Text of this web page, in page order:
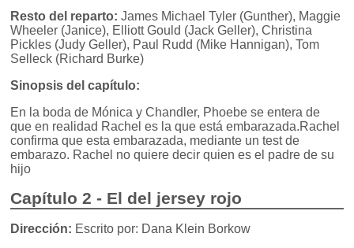
Resto del reparto: James Michael Tyler (Gunther), Maggie
Wheeler (Janice), Elliott Gould (Jack Geller), Christina
Pickles (Judy Geller), Paul Rudd (Mike Hannigan), Tom
Selleck (Richard Burke)
Sinopsis del capítulo:
En la boda de Mónica y Chandler, Phoebe se entera de
que en realidad Rachel es la que está embarazada.Rachel
confirma que esta embarazada, mediante un test de
embarazo. Rachel no quiere decir quien es el padre de su
hijo
Capítulo 2 - El del jersey rojo
Dirección: Escrito por: Dana Klein Borkow